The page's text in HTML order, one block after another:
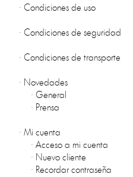
· Condiciones de uso
· Condiciones de seguridad
· Condiciones de transporte
· Novedades
· General
· Prensa
· Mi cuenta
· Acceso a mi cuenta
· Nuevo cliente
· Recordar contraseña